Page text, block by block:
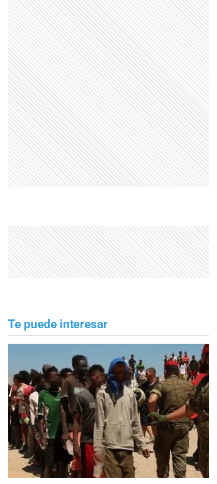
Te puede interesar